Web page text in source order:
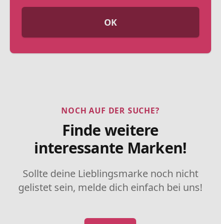
OK
NOCH AUF DER SUCHE?
Finde weitere
interessante Marken!
Sollte deine Lieblingsmarke noch nicht
gelistet sein, melde dich einfach bei uns!